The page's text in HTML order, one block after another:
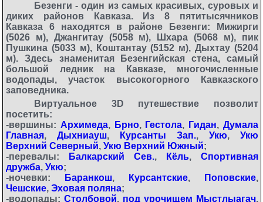
Безенги - один из самых красивых, суровых и
диких районов Кавказа. Из 8 пятитысячников
Кавказа 6 находятся в районе Безенги: Мижирги
(5026 м), Джангитау (5058 м), Шхара (5068 м), пик
Пушкина (5033 м), Коштантау (5152 м), Дыхтау (5204
м). Здесь знаменитая Безенгийская стена, самый
большой ледник на Кавказе, многочисленные
водопады, участок высокогорного Кавказского
заповедника.
Виртуальное 3D путешествие позволит
посетить:
-вершины: Архимеда, Брно, Гестола, Гидан,Думала
Главная, Дыхниауш, Курсанты Зап.,Укю,Укю
Верхний Северный, Укю Верхний Южный;
-перевалы:
Балкарский Сев., Кёль,Спортивная
дружба, Укю;
-ночевки:
Баранкош, Курсантские, Поповские,
Чешские, Эховая поляна;
-водопады: Столбовой, под урочищем Мыстлыагач,